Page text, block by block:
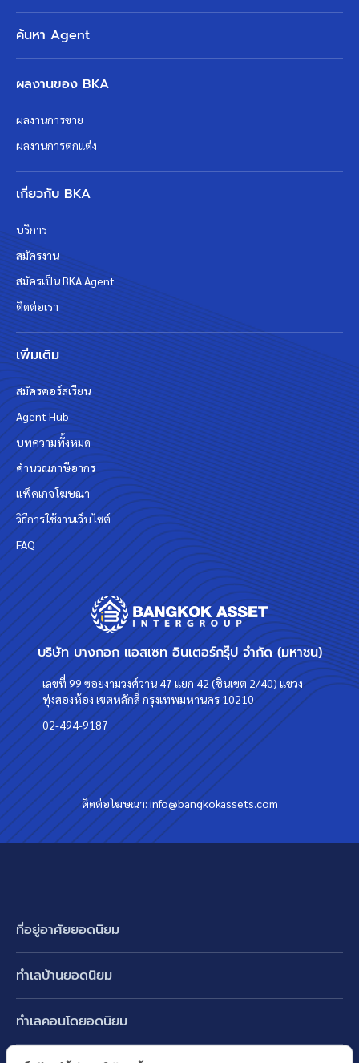
บริษัท บางกอก แอสเซท อินเตอร์กรุ๊ป จำกัด (มหาชน)
เลขที่ 99 ซอยงามวงศ์วาน 47 แยก 42 (ชินเขต 2/40) แขวง
ทุ่งสองห้อง เขตหลักสี่ กรุงเทพมหานคร 10210
02-494-9187
ติดต่อโฆษณา:info@bangkokassets.com
ค้นหา Agent
ผลงานของ BKA
ผลงานการขาย
ผลงานการตกแต่ง
เกี่ยวกับ BKA
บริการ
สมัครงาน
สมัครเป็น BKA Agent
ติดต่อเรา
เพิ่มเติม
สมัครคอร์สเรียน
Agent Hub
บทความทั้งหมด
คำนวณภาษีอากร
แพ็คเกจโฆษณา
วิธีการใช้งานเว็บไซต์
FAQ
-
ที่อยู่อาศัยยอดนิยม
ทาวน์เฮ้าส์ ทาวน์โฮม
คอนโดมิเนียม
ทำเลบ้านยอดนิยม
ทำเลคอนโดยอดนิยม